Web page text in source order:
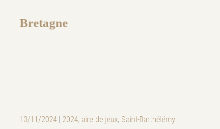
Bretagne
13/11/2024 | 2024, aire de jeux, Saint-Barthélémy